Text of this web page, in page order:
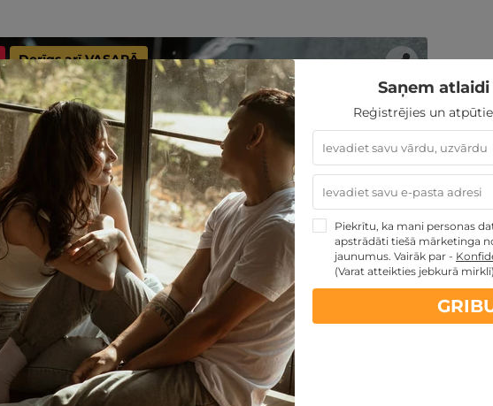
Derīgs arī VASARĀ
Iepatikās šis piedāvājums?
Līdz brīnišķīgai atpūtai atlikuši tikai daži soļi
PĒRKU
Saņem
Reģistrējies un
Piekrītu, ka mani personas
apstrādāti tiešā mārketinga
jaunumus. Vairāk par -
(Varat atteikties jebkurā mirklī)